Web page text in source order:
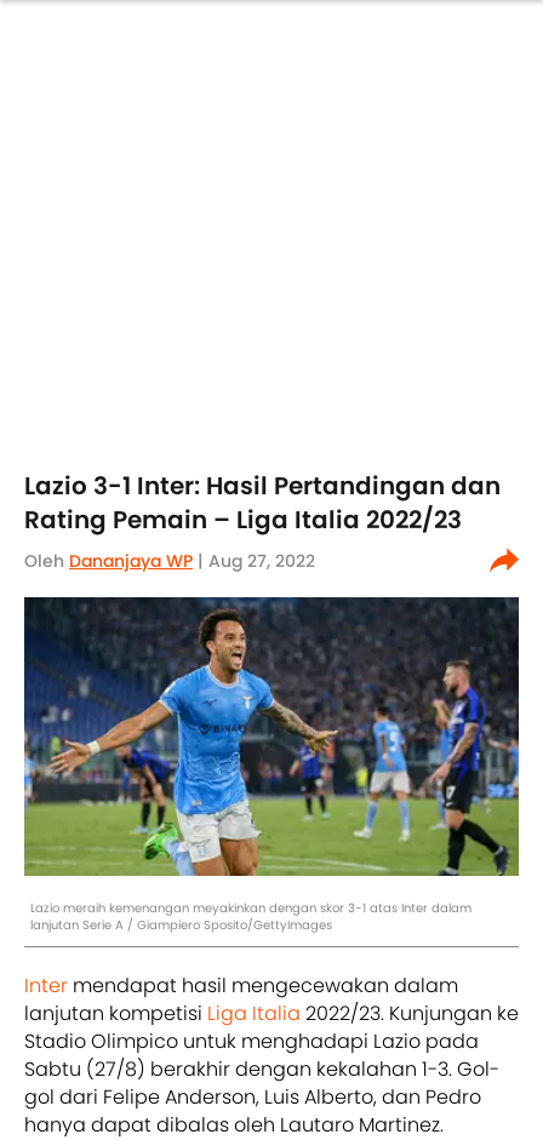
Lazio 3-1 Inter: Hasil Pertandingan dan
Rating Pemain – Liga Italia 2022/23
Oleh Dananjaya WP | Aug 27, 2022
Lazio meraih kemenangan meyakinkan dengan skor 3-1 atas Inter dalam
lanjutan Serie A / Giampiero Sposito/GettyImages
Inter mendapat hasil mengecewakan dalam
lanjutan kompetisi Liga Italia 2022/23. Kunjungan ke
Stadio Olimpico untuk menghadapi Lazio pada
Sabtu (27/8) berakhir dengan kekalahan 1-3. Gol-
gol dari Felipe Anderson, Luis Alberto, dan Pedro
hanya dapat dibalas oleh Lautaro Martinez.